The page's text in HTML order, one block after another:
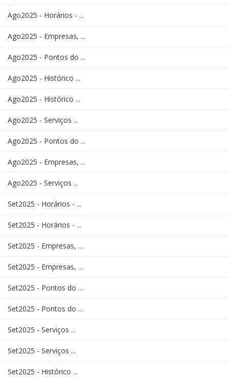
Ago2025 - Horários - ...
Ago2025 - Empresas, ...
Ago2025 - Pontos do ...
Ago2025 - Histórico ...
Ago2025 - Histórico ...
Ago2025 - Serviços ...
Ago2025 - Pontos do ...
Ago2025 - Empresas, ...
Ago2025 - Serviços ...
Set2025 - Horários - ...
Set2025 - Horários - ...
Set2025 - Empresas, ...
Set2025 - Empresas, ...
Set2025 - Pontos do ...
Set2025 - Pontos do ...
Set2025 - Serviços ...
Set2025 - Serviços ...
Set2025 - Histórico ...